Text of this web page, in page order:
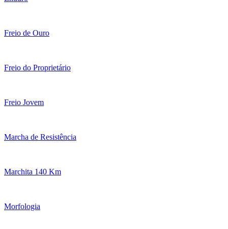
Freio de Ouro
Freio do Proprietário
Freio Jovem
Marcha de Resistência
Marchita 140 Km
Morfologia